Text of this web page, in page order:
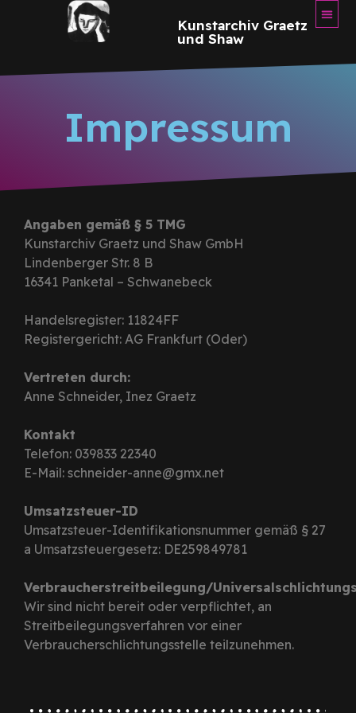
Kunstarchiv Graetz
und Shaw
Impressum
Angaben gemäß § 5 TMG
Kunstarchiv Graetz und Shaw GmbH
Lindenberger Str. 8 B
16341 Panketal – Schwanebeck
Handelsregister: 11824FF
Registergericht: AG Frankfurt (Oder)
Vertreten durch:
Anne Schneider, Inez Graetz
Kontakt
Telefon: 039833 22340
E-Mail: schneider-anne@gmx.net
Umsatzsteuer-ID
Umsatzsteuer-Identifikationsnummer gemäß § 27
a Umsatzsteuergesetz: DE259849781
Verbraucherstreitbeilegung/
Wir sind nicht bereit oder verpflichtet, an
Streitbeilegungsverfahren vor einer
Verbraucherschlichtungsstelle teilzunehmen.